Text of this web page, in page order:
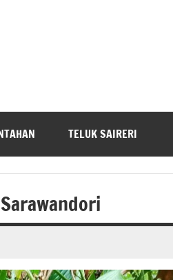
TELUK SAIRERI